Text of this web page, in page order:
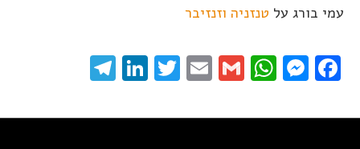
עמי בורג על טנזניה וזנזיבר
Facebook
Messenger
WhatsApp
Gmail
Email
Twitter
LinkedIn